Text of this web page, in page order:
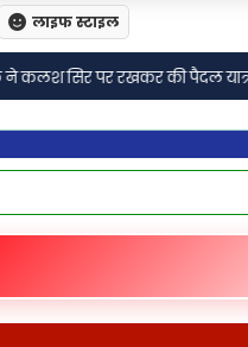
लाइफ स्टाइल
पदाधिकारी हुए शामिल•